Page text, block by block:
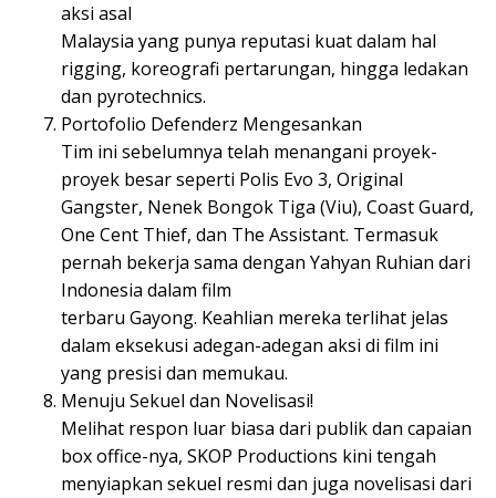
aksi asal
Malaysia yang punya reputasi kuat dalam hal
rigging, koreografi pertarungan, hingga ledakan
dan pyrotechnics.
Portofolio Defenderz Mengesankan
Tim ini sebelumnya telah menangani proyek-
proyek besar seperti Polis Evo 3, Original
Gangster, Nenek Bongok Tiga (Viu), Coast Guard,
One Cent Thief, dan The Assistant. Termasuk
pernah bekerja sama dengan Yahyan Ruhian dari
Indonesia dalam film
terbaru Gayong. Keahlian mereka terlihat jelas
dalam eksekusi adegan-adegan aksi di film ini
yang presisi dan memukau.
Menuju Sekuel dan Novelisasi!
Melihat respon luar biasa dari publik dan capaian
box office-nya, SKOP Productions kini tengah
menyiapkan sekuel resmi dan juga novelisasi dari